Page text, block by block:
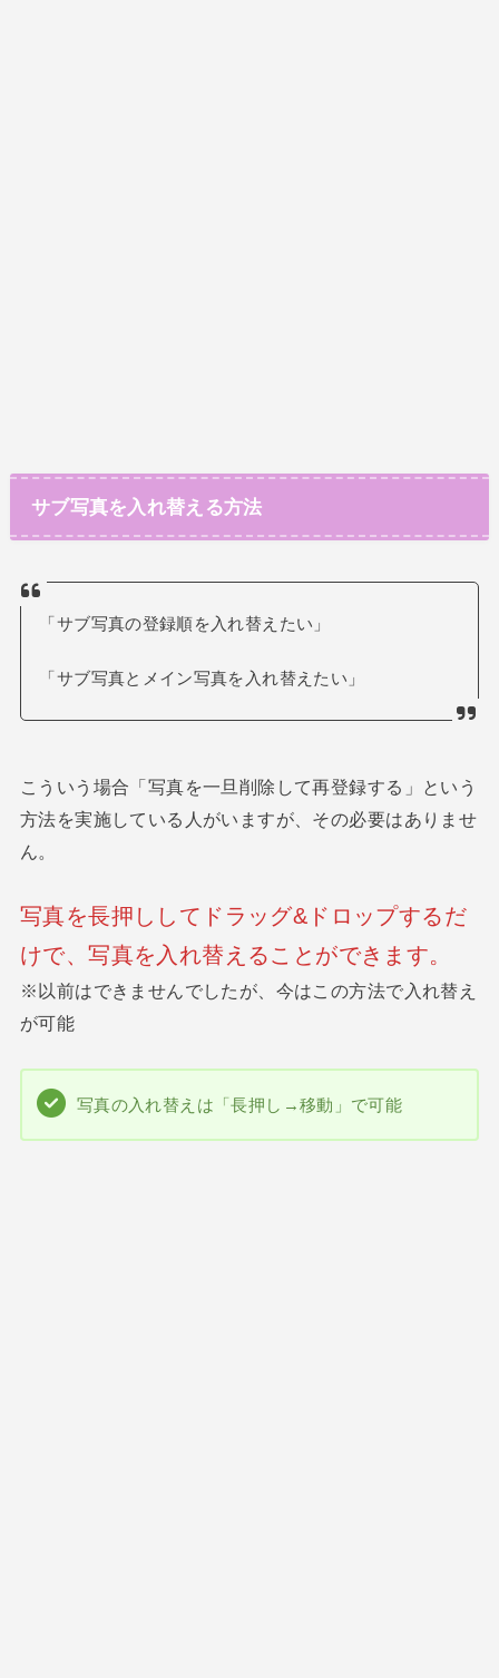
サブ写真を入れ替える方法
「サブ写真の登録順を入れ替えたい」
「サブ写真とメイン写真を入れ替えたい」
こういう場合「写真を一旦削除して再登録する」という
方法を実施している人がいますが、その必要はありませ
ん。
写真を長押ししてドラッグ&ドロップするだ
けで、写真を入れ替えることができます。
※以前はできませんでしたが、今はこの方法で入れ替え
が可能
写真の入れ替えは「長押し→移動」で可能